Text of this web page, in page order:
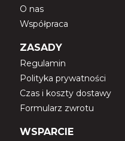
O nas
Współpraca
ZASADY
Regulamin
Polityka prywatności
Czas i koszty dostawy
Formularz zwrotu
WSPARCIE